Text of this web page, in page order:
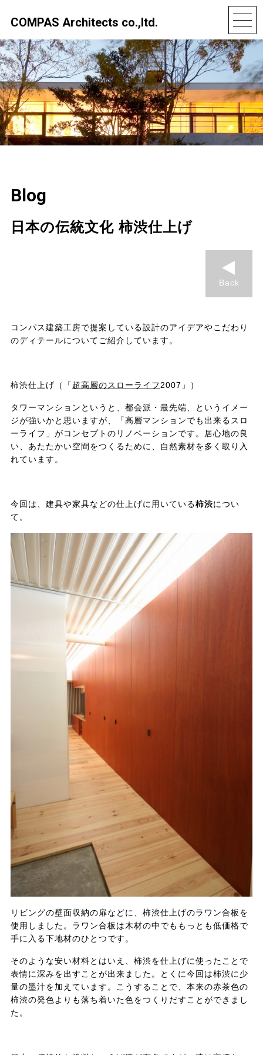
COMPAS Architects co.,ltd.
Blog
日本の伝統文化 柿渋仕上げ
Back
コンパス建築工房で提案している設計のアイデアやこだわり
のディテールについてご紹介しています。
柿渋仕上げ（「 超高層のスローライフ2007」）
タワーマンションというと、都会派・最先端、というイメー
ジが強いかと思いますが、「高層マンションでも出来るスロ
ーライフ」がコンセプトのリノベーションです。居心地の良
い、あたたかい空間をつくるために、自然素材を多く取り入
れています。
今回は、建具や家具などの仕上げに用いている柿渋につい
て。
リビングの壁面収納の扉などに、柿渋仕上げのラワン合板を
使用しました。ラワン合板は木材の中でももっとも低価格で
手に入る下地材のひとつです。
そのような安い材料とはいえ、柿渋を仕上げに使ったことで
表情に深みを出すことが出来ました。とくに今回は柿渋に少
量の墨汁を加えています。こうすることで、本来の赤茶色の
柿渋の発色よりも落ち着いた色をつくりだすことができまし
た。